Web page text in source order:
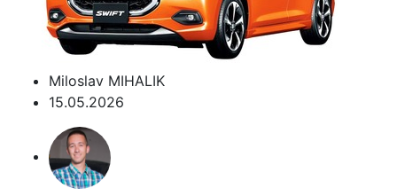
Miloslav MIHALIK
15.05.2026